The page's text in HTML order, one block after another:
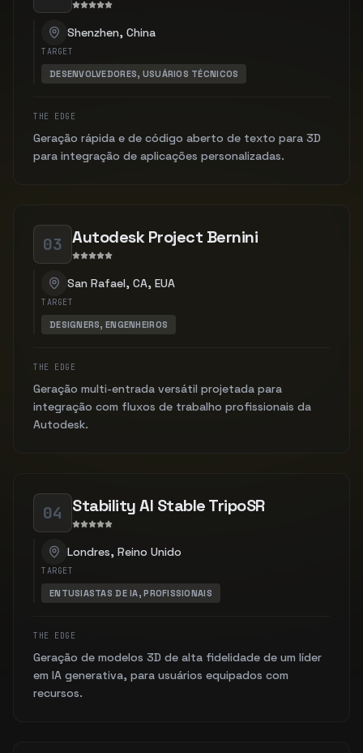
Shenzhen, China
TARGET
DESENVOLVEDORES, USUÁRIOS TÉCNICOS
THE EDGE
Geração rápida e de código aberto de texto para 3D
para integração de aplicações personalizadas.
03 Autodesk Project Bernini
San Rafael, CA, EUA
TARGET
DESIGNERS, ENGENHEIROS
THE EDGE
Geração multi-entrada versátil projetada para
integração com fluxos de trabalho profissionais da
Autodesk.
04 Stability AI Stable TripoSR
Londres, Reino Unido
TARGET
ENTUSIASTAS DE IA, PROFISSIONAIS
THE EDGE
Geração de modelos 3D de alta fidelidade de um líder
em IA generativa, para usuários equipados com
recursos.